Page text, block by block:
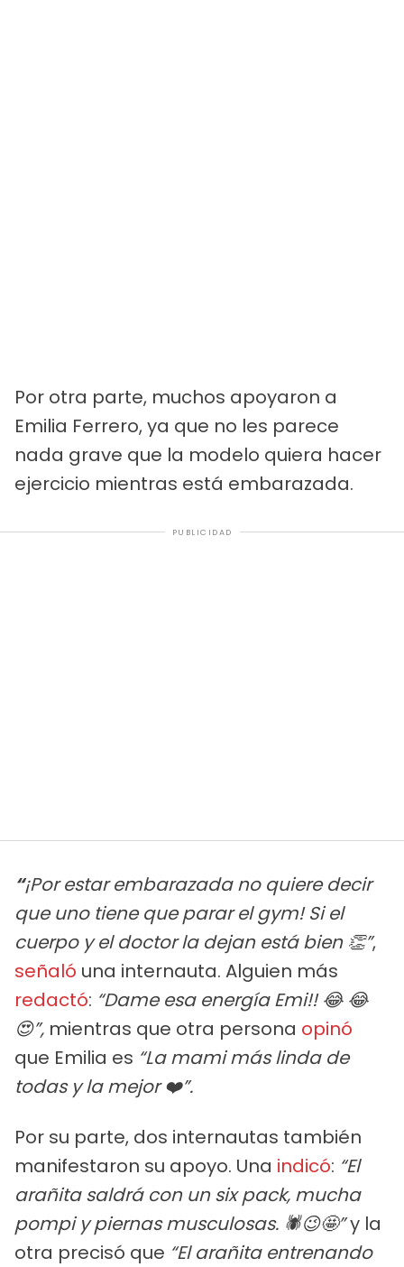
Por otra parte, muchos apoyaron a
Emilia Ferrero, ya que no les parece
nada grave que la modelo quiera hacer
ejercicio mientras está embarazada.
PUBLICIDAD
“¡Por estar embarazada no quiere decir
que uno tiene que parar el gym! Si el
cuerpo y el doctor la dejan está bien 👏”,
señaló una internauta. Alguien más
redactó: “Dame esa energía Emi!! 😂 😂
😍”, mientras que otra persona opinó
que Emilia es “La mami más linda de
todas y la mejor ❤️”.
Por su parte, dos internautas también
manifestaron su apoyo. Una indicó: “El
arañita saldrá con un six pack, mucha
pompi y piernas musculosas. 🕷️😉🤩”y la
otra precisó que “El arañita entrenando